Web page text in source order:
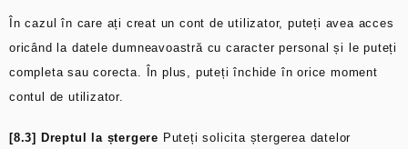
În cazul în care ați creat un cont de utilizator, puteți avea acces
oricând la datele dumneavoastră cu caracter personal și le puteți
completa sau corecta. În plus, puteți închide în orice moment
contul de utilizator.
[8.3] Dreptul la ștergere Puteți solicita ștergerea datelor